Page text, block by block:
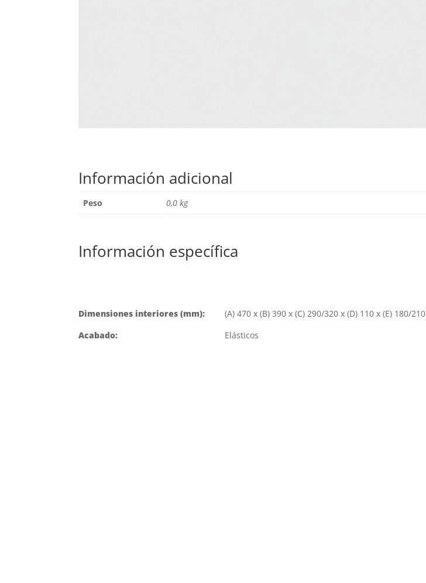
Información adicional
Peso 0,0 kg
Información específica
Dimensiones interiores (mm):
(A) 470 x (B) 390 x (C) 290/320 x (D) 110 x (E) 180/210
Acabado:
Elásticos